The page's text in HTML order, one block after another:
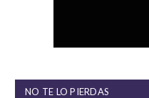
NO TE LO PIERDAS